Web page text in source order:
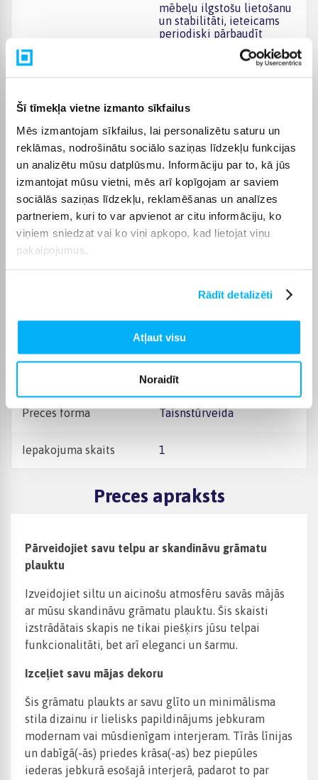
Šī tīmekļa vietne izmanto sīkfailus
Mēs izmantojam sīkfailus, lai personalizētu saturu un
reklāmas, nodrošinātu sociālo saziņas līdzekļu funkcijas
un analizētu mūsu datplūsmu. Informāciju par to, kā jūs
izmantojat mūsu vietni, mēs arī kopīgojam ar saviem
sociālās saziņas līdzekļu, reklamēšanas un analīzes
partneriem, kuri to var apvienot ar citu informāciju, ko
viņiem sniedzat vai ko viņi apkopo, kad lietojat viņu
pakalpojumus.
Rādīt detalizēti
Atļaut visu
Noraidīt
mēbeļu ilgstošu lietošanu
un stabilitāti, ieteicams
periodiski pārbaudīt
stiprinājumus un
nepieciešamības gadījumā
Mēbeļu krāsa
Ražotāja krāsa Zaļš
Mēbeļu tips Plaukti
Materiāls - Kokskaidu plātnes (MDF)
22
Birojs, Dzīvojamā istaba
Preces forma Taisnstūrveida
Iepakojuma skaits 1
Preces apraksts
Pārveidojiet savu telpu ar skandināvu grāmatu
plauktu
Izveidojiet siltu un aicinošu atmosfēru savās mājās
ar mūsu skandināvu grāmatu plauktu. Šis skaisti
izstrādātais skapis ne tikai piešķirs jūsu telpai
funkcionalitāti, bet arī eleganci un šarmu.
Izceļiet savu mājas dekoru
Šis grāmatu plaukts ar savu glīto un minimālisma
stila dizainu ir lielisks papildinājums jebkuram
modernam vai mūsdienīgam interjeram. Tīrās līnijas
un dabīgā(-ās) priedes krāsa(-as) bez piepūles
iederas jebkurā esošajā interjerā, padarot to par